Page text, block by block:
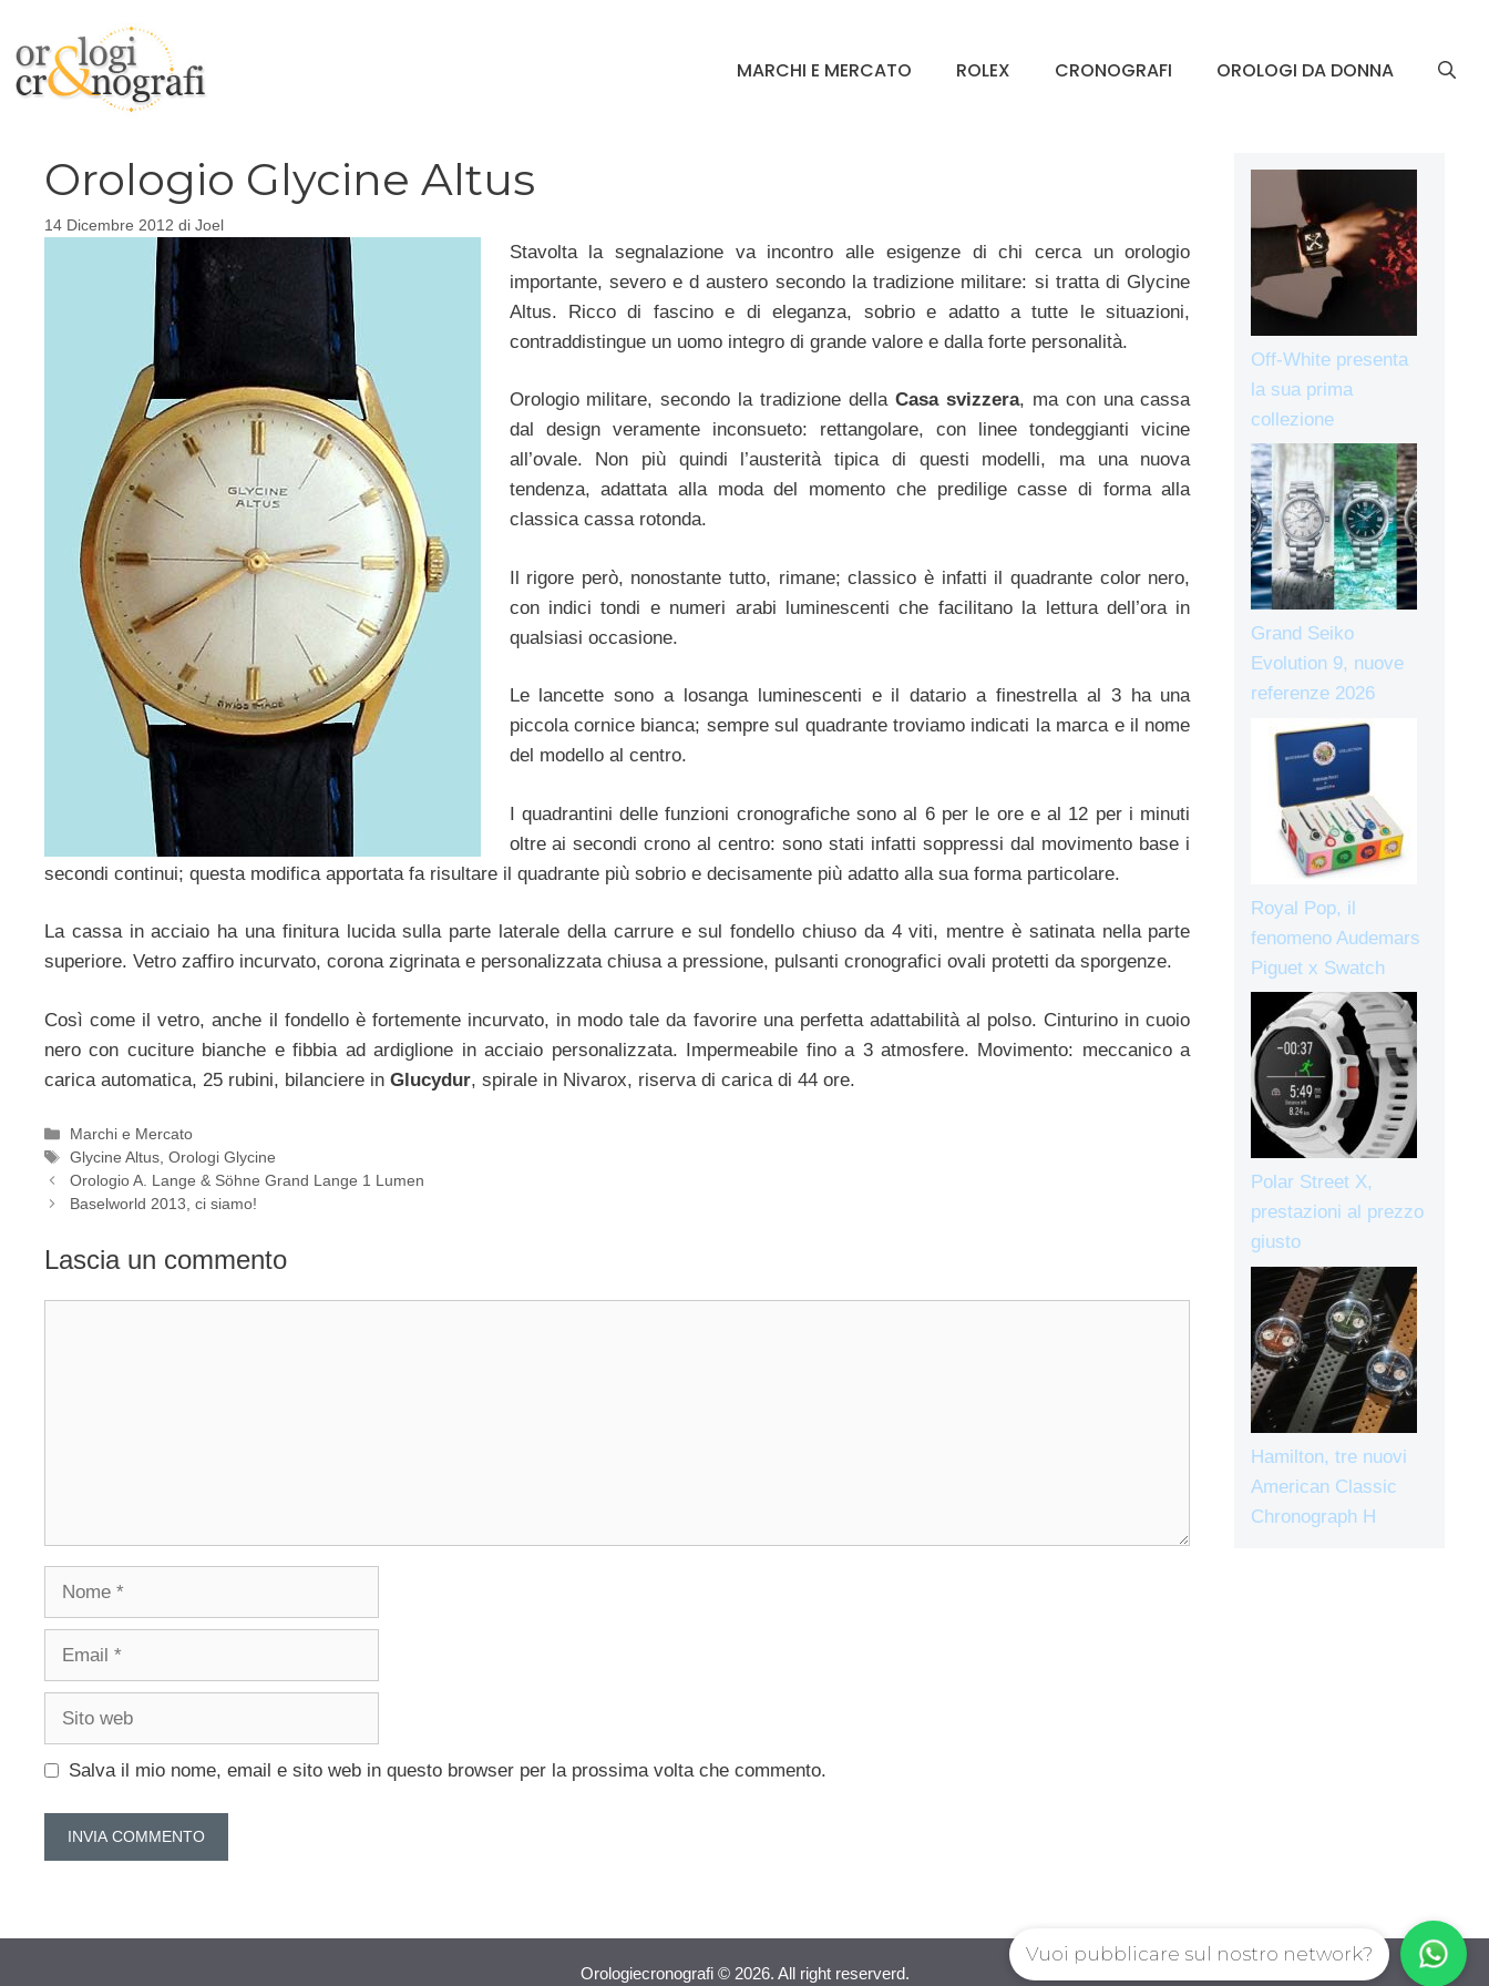
contenuto
MARCHI E MERCATO ROLEX CRONOGRAFI OROLOGI DA DONNA
Orologio Glycine Altus
14 Dicembre 2012 di Joel
Stavolta la segnalazione va incontro alle esigenze di chi cerca un orologio
importante, severo e d austero secondo la tradizione militare: si tratta di Glycine
Altus. Ricco di fascino e di eleganza, sobrio e adatto a tutte le situazioni,
contraddistingue un uomo integro di grande valore e dalla forte personalità.
Orologio militare, secondo la tradizione della Casa svizzera, ma con una cassa
dal design veramente inconsueto: rettangolare, con linee tondeggianti vicine
all’ovale. Non più quindi l’austerità tipica di questi modelli, ma una nuova
tendenza, adattata alla moda del momento che predilige casse di forma alla
classica cassa rotonda.
Il rigore però, nonostante tutto, rimane; classico è infatti il quadrante color nero,
con indici tondi e numeri arabi luminescenti che facilitano la lettura dell’ora in
qualsiasi occasione.
Le lancette sono a losanga luminescenti e il datario a finestrella al 3 ha una
piccola cornice bianca; sempre sul quadrante troviamo indicati la marca e il nome
del modello al centro.
I quadrantini delle funzioni cronografiche sono al 6 per le ore e al 12 per i minuti
oltre ai secondi crono al centro: sono stati infatti soppressi dal movimento base i
secondi continui; questa modifica apportata fa risultare il quadrante più sobrio e decisamente più adatto alla sua forma particolare.
La cassa in acciaio ha una finitura lucida sulla parte laterale della carrure e sul fondello chiuso da 4 viti, mentre è satinata nella parte
superiore. Vetro zaffiro incurvato, corona zigrinata e personalizzata chiusa a pressione, pulsanti cronografici ovali protetti da sporgenze.
Così come il vetro, anche il fondello è fortemente incurvato, in modo tale da favorire una perfetta adattabilità al polso. Cinturino in cuoio
nero con cuciture bianche e fibbia ad ardiglione in acciaio personalizzata. Impermeabile fino a 3 atmosfere. Movimento: meccanico a
carica automatica, 25 rubini, bilanciere in Glucydur, spirale in Nivarox, riserva di carica di 44 ore.
Categorie
Marchi e Mercato
Tag
Glycine Altus,Orologi Glycine
Navigazione
articolo
Orologio A. Lange & Söhne Grand Lange 1 Lumen
Baselworld 2013, ci siamo!
Lascia un commento
Salva il mio nome, email e sito web in questo browser per la prossima volta che commento.
Off-White presenta
la sua prima
collezione
Grand Seiko
Evolution 9, nuove
referenze 2026
Royal Pop, il
fenomeno Audemars
Piguet x Swatch
Polar Street X,
prestazioni al prezzo
giusto
Hamilton, tre nuovi
American Classic
Chronograph H
Orologiecronografi © 2026. All right reserverd.
Vuoi pubblicare sul nostro network?